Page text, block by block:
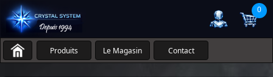
0
Produits Le Magasin Contact